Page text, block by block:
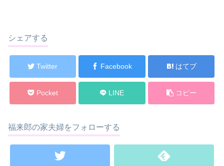
シェアする
Twitter Facebook はてブ
Pocket LINE コピー
福来郎の家夫婦をフォローする